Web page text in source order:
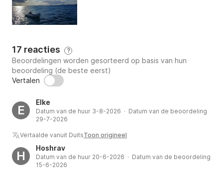
17 reacties ?
Beoordelingen worden gesorteerd op basis van hun
beoordeling (de beste eerst)
Vertalen
E
Elke
Datum van de huur 3-8-2026 · Datum van de beoordeling
29-7-2026
Vertaalde vanuit DuitsToon origineel
H
Hoshrav
Datum van de huur 20-6-2026 · Datum van de beoordeling
15-6-2026